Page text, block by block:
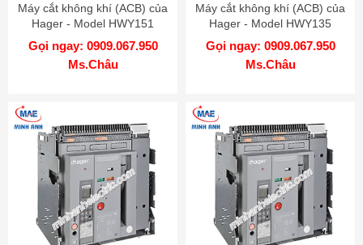
Máy cắt không khí (ACB) của
Hager - Model HWY151
Gọi ngay: 0909.067.950
Ms.Châu
Máy cắt không khí (ACB) của
Hager - Model HWY135
Gọi ngay: 0909.067.950
Ms.Châu